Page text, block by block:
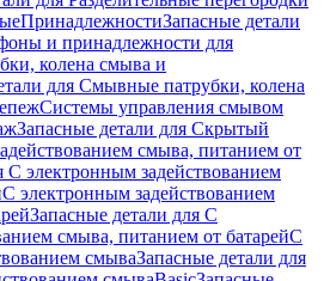
ПринадлежностиЗапасные детали
и принадлежности для
колена смыва и
для Смывные патрубки, колена
Системы управления смывом
Запасные детали для Скрытый
смыва, питанием от
С электронным задействованием
С электронным задействованием
Запасные детали для С
смыва, питанием от батарейС
смываЗапасные детали для